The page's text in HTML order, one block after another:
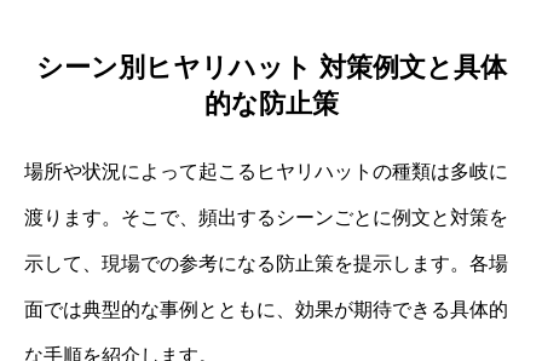
シーン別ヒヤリハット 対策例文と具体
的な防止策
場所や状況によって起こるヒヤリハットの種類は多岐に
渡ります。そこで、頻出するシーンごとに例文と対策を
示して、現場での参考になる防止策を提示します。各場
面では典型的な事例とともに、効果が期待できる具体的
な手順を紹介します。